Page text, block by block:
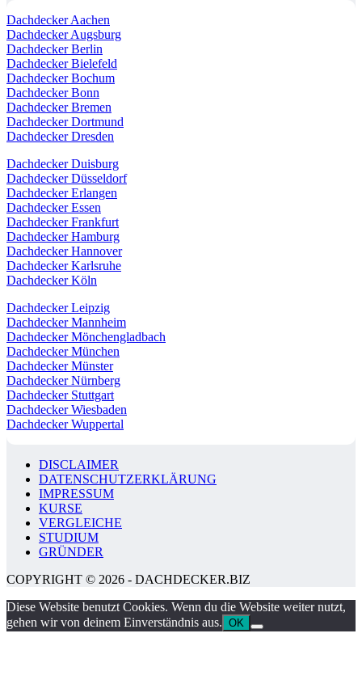
Dachdecker Aachen
Dachdecker Augsburg
Dachdecker Berlin
Dachdecker Bielefeld
Dachdecker Bochum
Dachdecker Bonn
Dachdecker Bremen
Dachdecker Dortmund
Dachdecker Dresden
Dachdecker Duisburg
Dachdecker Düsseldorf
Dachdecker Erlangen
Dachdecker Essen
Dachdecker Frankfurt
Dachdecker Hamburg
Dachdecker Hannover
Dachdecker Karlsruhe
Dachdecker Köln
Dachdecker Leipzig
Dachdecker Mannheim
Dachdecker Mönchengladbach
Dachdecker München
Dachdecker Münster
Dachdecker Nürnberg
Dachdecker Stuttgart
Dachdecker Wiesbaden
Dachdecker Wuppertal
DISCLAIMER
DATENSCHUTZERKLÄRUNG
IMPRESSUM
KURSE
VERGLEICHE
STUDIUM
GRÜNDER
COPYRIGHT © 2026 - DACHDECKER.BIZ
Diese Website benutzt Cookies. Wenn du die Website weiter nutzt,
gehen wir von deinem Einverständnis aus. OK